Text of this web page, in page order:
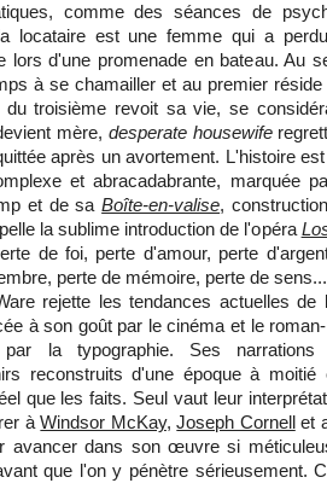
comme des séances de
locataire est une femme qui a
lors d'une promenade en bateau. Au
à se chamailler et au premier
du troisième revoit sa vie, se
mère, desperate housewife
après un avortement. L'histoire
et abracadabrante, marquée
et de saBoîte-en-valise,
la sublime introduction de l'opéra
de foi, perte d'amour, perte
perte de mémoire, perte de sens...
rejette les tendances actuelles de
à son goût par le cinéma et le
la typographie. Ses narrations
reconstruits d'une époque à
que les faits. Seul vaut leur
àWindsor McKay,Joseph Cornellet
avancer dans son œuvre si
que l'on y pénètre sérieusement.